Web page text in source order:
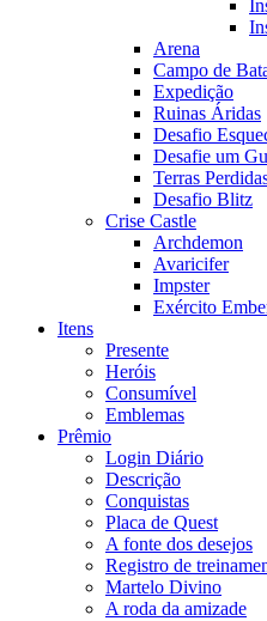
Arena
Campo de
Expedição
Ruinas Áridas
Desafio
Desafie um
Terras
Desafio Blitz
Crise Castle
Archdemon
Avaricifer
Impster
Exército
Itens
Presente
Heróis
Consumível
Emblemas
Prêmio
Login Diário
Descrição
Conquistas
Placa de Quest
A fonte dos desejos
Registro de
Martelo Divino
A roda da amizade